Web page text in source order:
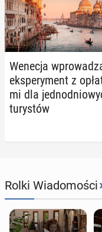
Wenecja
eks­pe­ry­ment z
mi dla
tu­ry­stów
Rolki Wiadomości